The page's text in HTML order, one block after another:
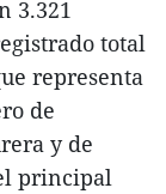
3.321
total
representa
de
y de
principal